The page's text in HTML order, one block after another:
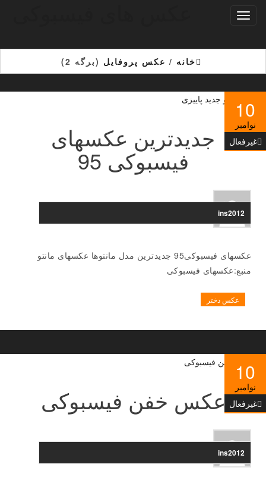
تغییر
خانه/ عکس پروفایل(برگه 2)
10
نوامبر
غیرفعال
جدیدترین عکسهای
فیسبوکی 95
ins2012
عکسهای فیسبوکی95 جدیدترین مدل مانتوها عکسهای مانتو
منبع:عکسهای فیسبوکی
عکس دختر
10
نوامبر
غیرفعال عکس خفن فیسبوکی
ins2012